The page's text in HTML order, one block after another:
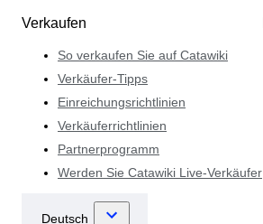
Verkaufen
So verkaufen Sie auf Catawiki
Verkäufer-Tipps
Einreichungsrichtlinien
Verkäuferrichtlinien
Partnerprogramm
Werden Sie Catawiki Live-Verkäufer